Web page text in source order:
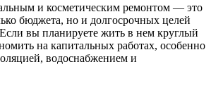
и косметическим ремонтом — это
бюджета, но и долгосрочных целей
вы планируете жить в нем круглый
на капитальных работах, особенно
водоснабжением и